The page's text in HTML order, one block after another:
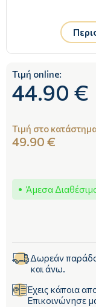
Τιμή online:
44.90 €
Τιμή στο
49.90 €
Άμεσα
Δωρεάν
και άνω.
Έχεις κάποια
Επικοινώνησε